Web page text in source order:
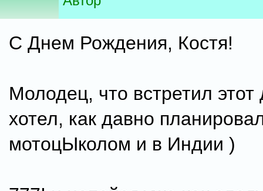
С Днем Рождения, Костя!
Молодец, что встретил этот
хотел, как давно
мотоцЫколом и в Индии )